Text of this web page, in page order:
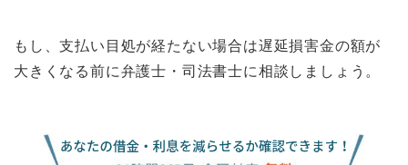
もし、支払い目処が経たない場合は遅延損害金の額が
大きくなる前に弁護士・司法書士に相談しましょう。